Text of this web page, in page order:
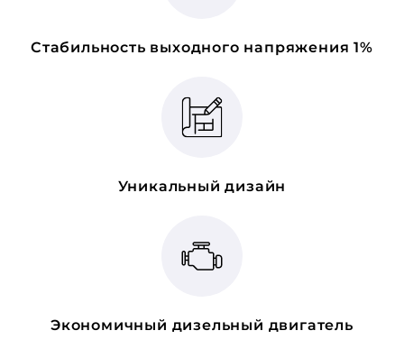
Стабильность выходного напряжения 1%
Уникальный дизайн
Экономичный дизельный двигатель